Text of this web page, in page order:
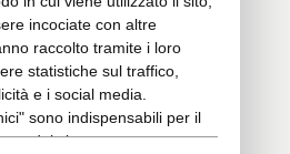
incociate con altre
raccolto tramite i loro
statistiche sul traffico,
e i social media.
sono indispensabili per il
del sito e non trattano o